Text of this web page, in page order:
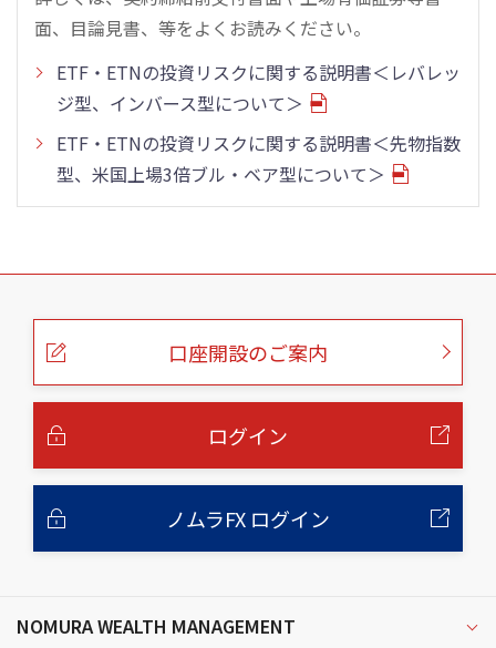
面、目論見書、等をよくお読みください。
ETF・ETNの投資リスクに関する説明書＜レバレッ
ジ型、インバース型について＞
ETF・ETNの投資リスクに関する説明書＜先物指数
型、米国上場3倍ブル・ベア型について＞
こ
口座開設のご案内
ログイン
ノムラFX ログイン
NOMURA WEALTH MANAGEMENT